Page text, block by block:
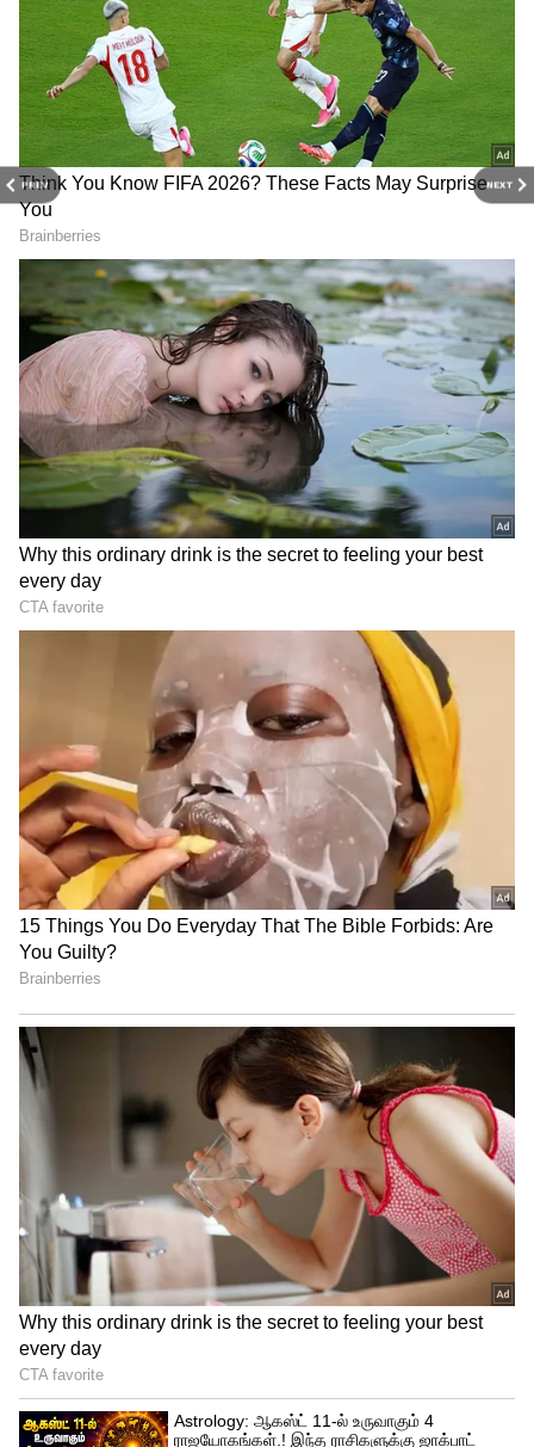
PREV NEXT
தயாரிக்கப்படுகிறது.
3
கடந்த சில ஆண்டுகளாக உலகமே
கொரோனா பிடியில் சிக்கி தவித்ததால்,
கொரோவில் சிக்கிய மக்களின் வாழ்க்கைத்
தரத்தை மீட்க என்ன மாதிரியான
நடவடிக்கைகள் மேற்கொள்ளப்பட்டன
மற்றும், மக்கள் நலன் குறித்த அந்தந்த
நாடுகள் மேற்கொண்ட
நடவடிக்கைகளுக்ககு முக்கியத்துவம்
அளிக்கப்பட்டுள்ளது.
Rupert Murdoch: 92 வயதில் 5வது
திருமணம்! வாழ்க்கையின் மறுபக்கத்தை
அனுபவிக்கத் துடிக்கும் ரூபர்ட் மர்டாக்